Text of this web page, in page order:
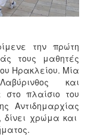
την πρώτη
τους μαθητές
Ηρακλείου. Μία
και
στο πλαίσιο του
Αντιδημαρχίας
δίνει χρώμα και